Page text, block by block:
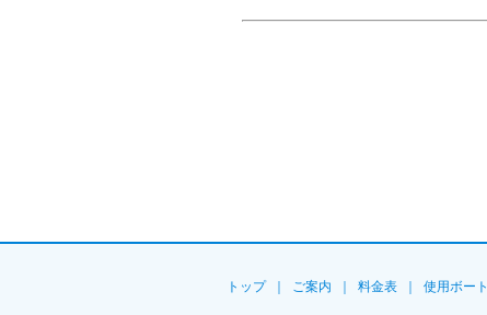
トップ ご案内 料金表 使用ボート